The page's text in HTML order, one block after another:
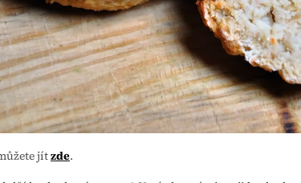
jítzde.